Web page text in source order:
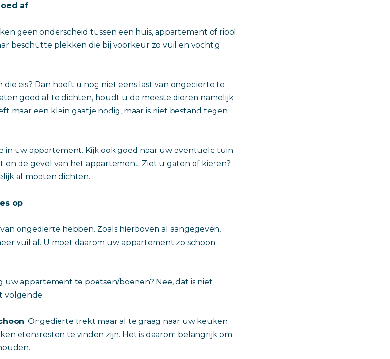
af
geen onderscheid tussen een huis, appartement of riool.
beschutte plekken die bij voorkeur zo vuil en vochtig
eis? Dan hoeft u nog niet eens last van ongedierte te
goed af te dichten, houdt u de meeste dieren namelijk
maar een klein gaatje nodig, maar is niet bestand tegen
in uw appartement. Kijk ook goed naar uw eventuele tuin
de gevel van het appartement. Ziet u gaten of kieren?
af moeten dichten.
op
ongedierte hebben. Zoals hierboven al aangegeven,
vuil af. U moet daarom uw appartement zo schoon
uw appartement te poetsen/boenen? Nee, dat is niet
volgende:
. Ongedierte trekt maar al te graag naar uw keuken
etensresten te vinden zijn. Het is daarom belangrijk om